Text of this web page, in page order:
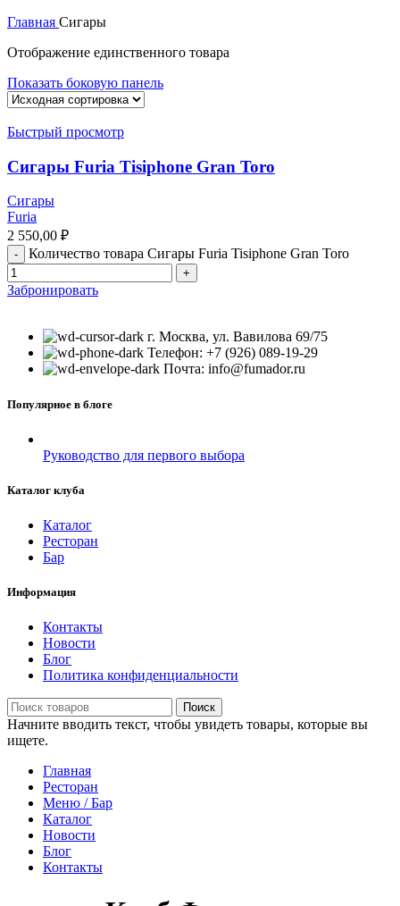
Главная Сигары
Отображение единственного товара
Показать боковую панель
Быстрый просмотр
Сигары Furia Tisiphone Gran Toro
Сигары
Furia
2 550,00 ₽
Количество товара Сигары Furia Tisiphone Gran Toro
Забронировать
г. Москва, ул. Вавилова 69/75
Телефон: +7 (926) 089-19-29
Почта: info@fumador.ru
Популярное в блоге
Руководство для первого выбора
Каталог клуба
Каталог
Ресторан
Бар
Информация
Контакты
Новости
Блог
Политика конфиденциальности
Поиск
Начните вводить текст, чтобы увидеть товары, которые вы
ищете.
Главная
Ресторан
Меню / Бар
Каталог
Новости
Блог
Контакты